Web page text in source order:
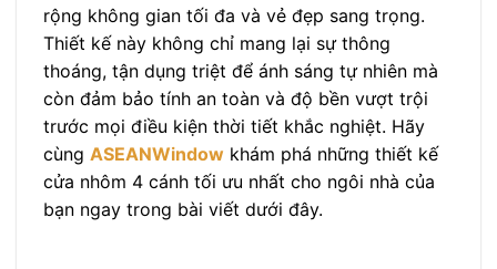
rộng không gian tối đa và vẻ đẹp sang trọng.
Thiết kế này không chỉ mang lại sự thông
thoáng, tận dụng triệt để ánh sáng tự nhiên mà
còn đảm bảo tính an toàn và độ bền vượt trội
trước mọi điều kiện thời tiết khắc nghiệt. Hãy
cùng ASEANWindow khám phá những thiết kế
cửa nhôm 4 cánh tối ưu nhất cho ngôi nhà của
bạn ngay trong bài viết dưới đây.